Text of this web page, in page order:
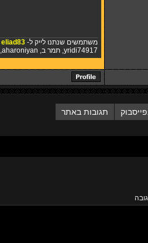
משתמשים שנתנו לייק ל- eliad83
yridi74917
, תמר ב,
aharoniyan
,
תגובות באתר